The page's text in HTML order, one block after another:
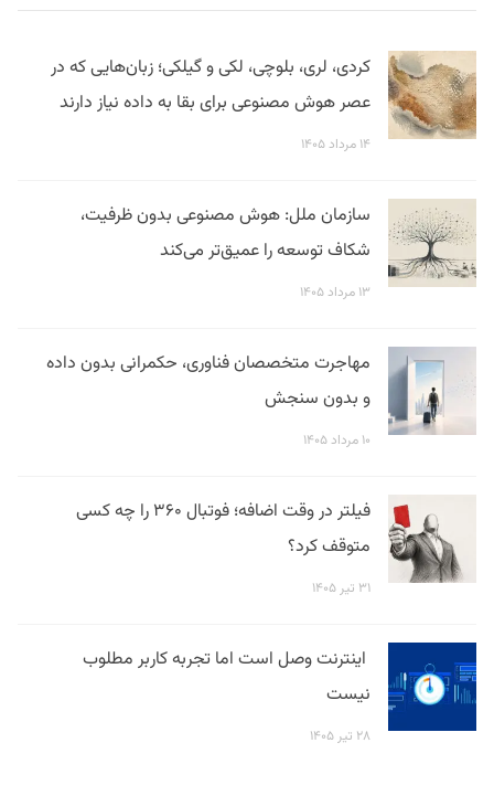
کردی، لری، بلوچی، لکی و گیلکی؛ زبان‌هایی که در
عصر هوش مصنوعی برای بقا به داده نیاز دارند
۱۴ مرداد ۱۴۰۵
سازمان ملل: هوش مصنوعی بدون ظرفیت،
شکاف توسعه را عمیق‌تر می‌کند
۱۳ مرداد ۱۴۰۵
مهاجرت متخصصان فناوری، حکمرانی بدون داده
و بدون سنجش
۱۰ مرداد ۱۴۰۵
فیلتر در وقت اضافه؛ فوتبال ۳۶۰ را چه کسی
متوقف کرد؟
۳۱ تیر ۱۴۰۵
اینترنت وصل است اما تجربه کاربر مطلوب
نیست
۲۸ تیر ۱۴۰۵